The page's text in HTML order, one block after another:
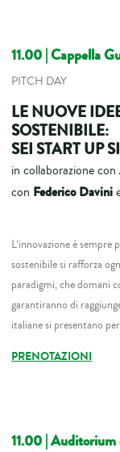
11.00 | Cappella
PITCH DAY
LE NUOVE
SOSTENIBILE:
SEI START UP
in collaborazione con
con Federico Davini
L’innovazione è
sostenibile si rafforza
paradigmi, che domani
garantiranno di
italiane si presentano
PRENOTAZIONI
11.00 |